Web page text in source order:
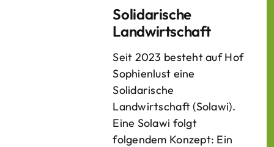
Solidarische
Landwirtschaft
Seit 2023 besteht auf Hof
Sophienlust eine
Solidarische
Landwirtschaft (Solawi).
Eine Solawi folgt
folgendem Konzept: Ein